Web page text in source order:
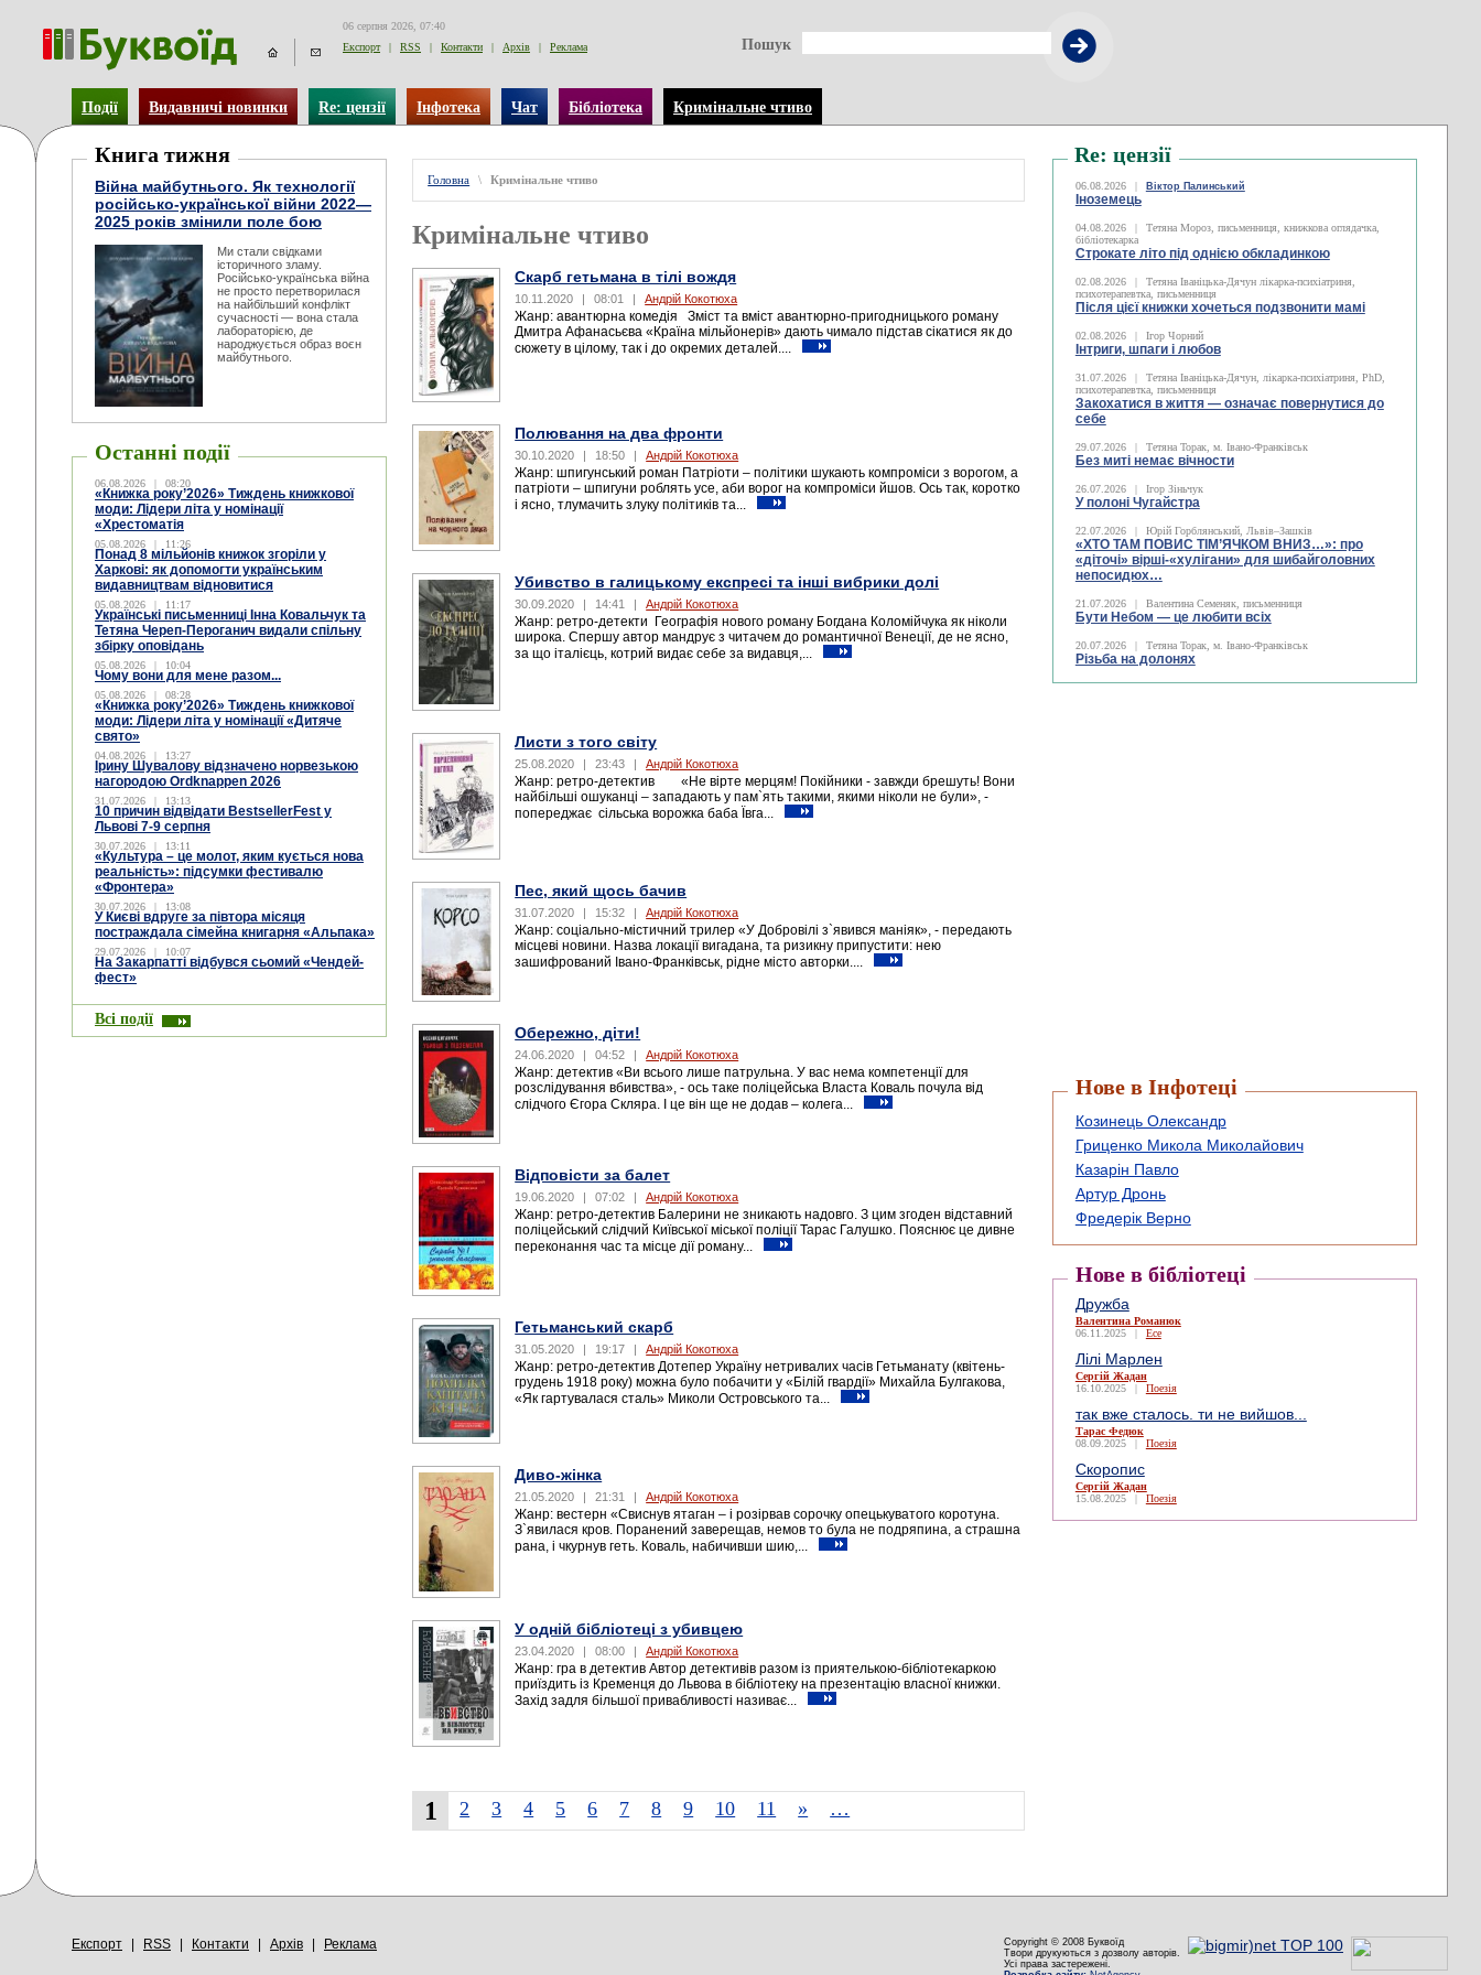
06 серпня 2026, 07:40
Експорт
| RSS | Контакти | Архів | Реклама Пошук
Події Видавничі новинки Re: цензії Інфотека Чат Бібліотека Кримінальне чтиво
Книга тижня
Війна майбутнього. Як технології
російсько-української війни 2022—
2025 років змінили поле бою
Ми стали свідками
історичного зламу.
Російсько-українська війна
не просто перетворилася
на найбільший конфлікт
сучасності — вона стала
лабораторією, де
народжується образ воєн
майбутнього.
Останні події
06.08.2026 | 08:20
«Книжка року’2026» Тиждень книжкової
моди: Лідери літа у номінації
«Хрестоматія
05.08.2026 | 11:26
Понад 8 мільйонів книжок згоріли у
Харкові: як допомогти українським
видавництвам відновитися
05.08.2026 | 11:17
Українські письменниці Інна Ковальчук та
Тетяна Череп-Пероганич видали спільну
збірку оповідань
05.08.2026 | 10:04
Чому вони для мене разом...
05.08.2026 | 08:28
«Книжка року’2026» Тиждень книжкової
моди: Лідери літа у номінації «Дитяче
свято»
04.08.2026 | 13:27
Ірину Шувалову відзначено норвезькою
нагородою Ordknappen 2026
31.07.2026 | 13:13
10 причин відвідати BestsellerFest у
Львові 7-9 серпня
30.07.2026 | 13:11
«Культура – це молот, яким кується нова
реальність»: підсумки фестивалю
«Фронтера»
30.07.2026 | 13:08
У Києві вдруге за півтора місяця
постраждала сімейна книгарня «Альпака»
29.07.2026 | 10:07
На Закарпатті відбувся сьомий «Чендей-
фест»
Всі події
Головна \ Кримінальне чтиво
Кримінальне чтиво
Скарб гетьмана в тілі вождя
10.11.2020 | 08:01 | Андрій Кокотюха
Жанр: авантюрна комедія Зміст та вміст авантюрно-пригодницького роману
Дмитра Афанасьєва «Країна мільйонерів» дають чимало підстав сікатися як до
сюжету в цілому, так і до окремих деталей....
Полювання на два фронти
30.10.2020 18:50 Андрій Кокотюха
Жанр: шпигунський роман Патріоти – політики шукають компроміси з ворогом, а
патріоти – шпигуни роблять усе, аби ворог на компроміси йшов. Ось так, коротко
і ясно, тлумачить злуку політиків та...
Убивство в галицькому експресі та інші вибрики долі
30.09.2020 14:41 Андрій Кокотюха
Жанр: ретро-детекти Географія нового роману Богдана Коломійчука як ніколи
широка. Спершу автор мандрує з читачем до романтичної Венеції, де не ясно,
за що італієць, котрий видає себе за видавця,...
Листи з того світу
25.08.2020 | 23:43 | Андрій Кокотюха
Жанр: ретро-детектив «Не вірте мерцям! Покійники - завжди брешуть! Вони
найбільші ошуканці – западають у пам`ять такими, якими ніколи не були», -
попереджає сільська ворожка баба Ївга...
Пес, який щось бачив
31.07.2020 | 15:32 | Андрій Кокотюха
Жанр: соціально-містичний трилер «У Добровілі з`явився маніяк», - передають
місцеві новини. Назва локації вигадана, та ризикну припустити: нею
зашифрований Івано-Франківськ, рідне місто авторки....
Обережно, діти!
24.06.2020 | 04:52 | Андрій Кокотюха
Жанр: детектив «Ви всього лише патрульна. У вас нема компетенції для
розслідування вбивства», - ось таке поліцейська Власта Коваль почула від
слідчого Єгора Скляра. І це він ще не додав – колега...
Відповісти за балет
19.06.2020 | 07:02 | Андрій Кокотюха
Жанр: ретро-детектив Балерини не зникають надовго. З цим згоден відставний
поліцейський слідчий Київської міської поліції Тарас Галушко. Пояснює це дивне
переконання час та місце дії роману...
Гетьманський скарб
31.05.2020 19:17 Андрій Кокотюха
Жанр: ретро-детектив Дотепер Україну нетривалих часів Гетьманату (квітень-
грудень 1918 року) можна було побачити у «Білій гвардії» Михайла Булгакова,
«Як гартувалася сталь» Миколи Островського та...
Диво-жінка
21.05.2020 21:31 Андрій Кокотюха
Жанр: вестерн «Свиснув ятаган – і розірвав сорочку опецькуватого коротуна.
З`явилася кров. Поранений заверещав, немов то була не подряпина, а страшна
рана, і чкурнув геть. Коваль, набичивши шию,...
У одній бібліотеці з убивцею
23.04.2020 | 08:00 | Андрій Кокотюха
Жанр: гра в детектив Автор детективів разом із приятелькою-бібліотекаркою
приїздить із Кременця до Львова в бібліотеку на презентацію власної книжки.
Захід задля більшої привабливості називає...
1 2 3 4 5 6 7 8 9 10 11 » …
Re: цензії
06.08.2026 | Віктор Палинський
Іноземець
04.08.2026 |
Тетяна Мороз, письменниця, книжкова оглядачка,
бібліотекарка
Строкате літо під однією обкладинкою
02.08.2026 |
Тетяна Іваніцька-Дячун лікарка-психіатриня,
психотерапевтка, письменниця
Після цієї книжки хочеться подзвонити мамі
02.08.2026 | Ігор Чорний
Інтриги, шпаги і любов
31.07.2026 |
Тетяна Іваніцька-Дячун, лікарка-психіатриня, PhD,
психотерапевтка, письменниця
Закохатися в життя — означає повернутися до
себе
29.07.2026 | Тетяна Торак, м. Івано-Франківськ
Без миті немає вічности
26.07.2026 | Ігор Зіньчук
У полоні Чугайстра
22.07.2026 | Юрій Горблянський, Львів–Зашків
«ХТО ТАМ ПОВИС ТІМ’ЯЧКОМ ВНИЗ…»: про
«діточі» вірші-«хулігани» для шибайголовних
непосидюх…
21.07.2026 | Валентина Семеняк, письменниця
Бути Небом ― це любити всіх
20.07.2026 | Тетяна Торак, м. Івано-Франківськ
Різьба на долонях
Нове в Інфотеці
Козинець Олександр
Гриценко Микола Миколайович
Казарін Павло
Артур Дронь
Фредерік Верно
Нове в бібліотеці
Дружба
Валентина Романюк
06.11.2025
| Есе
Лілі Марлен
Сергій Жадан
16.10.2025
| Поезія
так вже сталось. ти не вийшов...
Тарас Федюк
08.09.2025
| Поезія
Скоропис
Сергій Жадан
15.08.2025
| Поезія
Copyright © 2008 Буквоїд
Твори друкуються з дозволу авторів.
Усі права застережені.
Експорт RSS Контакти Архів Реклама